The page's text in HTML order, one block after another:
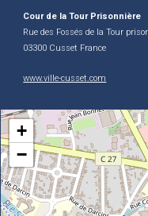
Cour de la Tour Prisonnière
Rue des Fossés de la Tour
03300 Cusset France
www.ville-cusset.com
+
−